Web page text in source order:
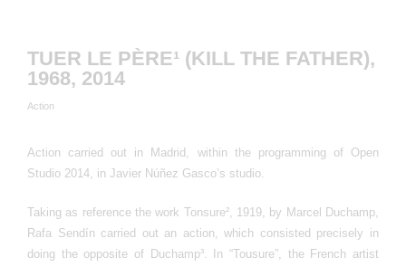
TUER LE PÈRE¹ (KILL THE FATHER),
1968, 2014
Action
Action carried out in Madrid, within the programming of Open
Studio 2014, in Javier Núñez Gasco’s studio.
Taking as reference the work Tonsure², 1919, by Marcel Duchamp,
Rafa Sendín carried out an action, which consisted precisely in
doing the opposite of Duchamp³. In “Tousure”, the French artist